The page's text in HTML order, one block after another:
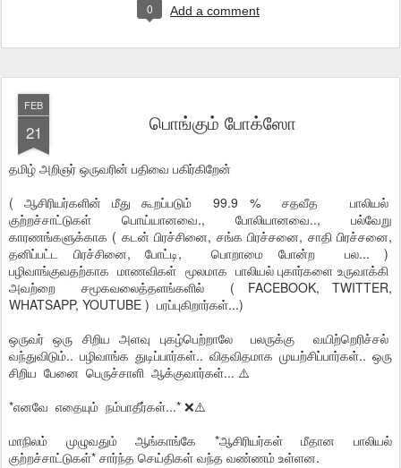
0 Add a comment
FEB
21 பொங்கும் போக்ஸோ
தமிழ் அறிஞர் ஒருவரின் பதிவை பகிர்கிறேன்
( ஆசிரியர்களின் மீது கூறப்படும் 99.9 % சதவீத பாலியல்
குற்றச்சாட்டுகள் பொய்யானவை., போலியானவை.., பல்வேறு
காரணங்களுக்காக ( கடன் பிரச்சினை, சங்க பிரச்சனை, சாதி பிரச்சனை,
தனிப்பட்ட பிரச்சினை, போட்டி, பொறாமை போன்ற பல... )
பழிவாங்குவதற்காக மாணவிகள் மூலமாக பாலியல் புகார்களை உருவாக்கி
அவற்றை சமூகவலைத்தளங்களில் ( FACEBOOK, TWITTER,
WHATSAPP, YOUTUBE ) பரப்புகிறார்கள்...)
ஒருவர் ஒரு சிறிய அளவு புகழ்பெற்றாலே பலருக்கு வயிற்றெரிச்சல்
வந்துவிடும்.. பழிவாங்க துடிப்பார்கள்.. விதவிதமாக முயற்சிப்பார்கள்.. ஒரு
சிறிய பேனை பெருச்சாளி ஆக்குவார்கள்... ⚠️
*எனவே எதையும் நம்பாதீர்கள்...* ❌⚠️
மாநிலம் முழுவதும் ஆங்காங்கே *ஆசிரியர்கள் மீதான பாலியல்
குற்றச்சாட்டுகள்* சார்ந்த செய்திகள் வந்த வண்ணம் உள்ளன.